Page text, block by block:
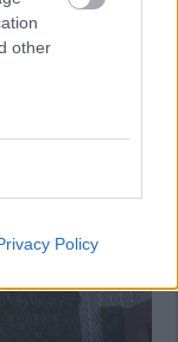
other
Policy